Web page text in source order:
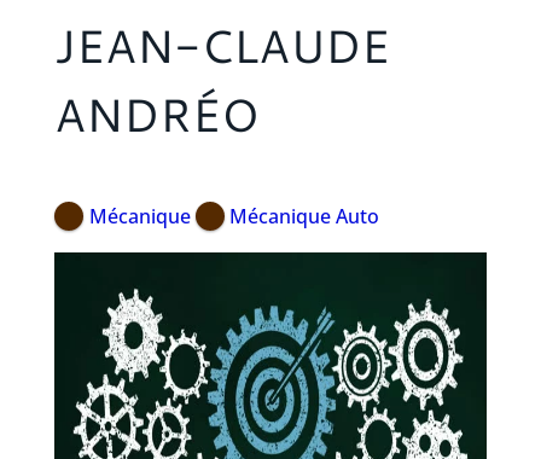
JEAN-CLAUDE
ANDRÉO
Mécanique Mécanique Auto